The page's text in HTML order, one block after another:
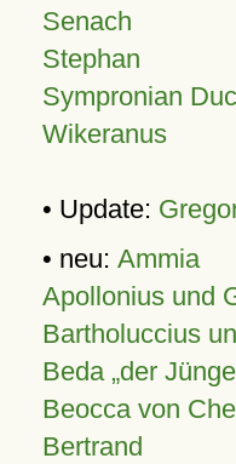
Senach
Stephan
Sympronian
Wikeranus
• Update:
• neu: Ammia
Apollonius und
Bartholuccius
Beda „der
Beocca von
Bertrand